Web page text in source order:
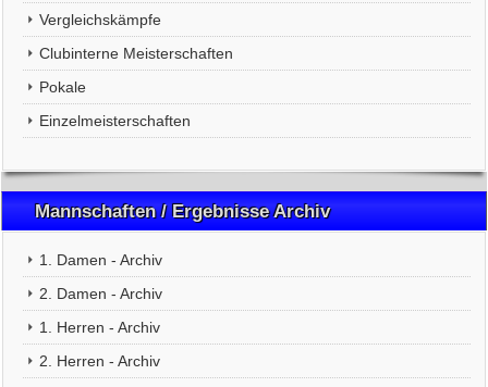
Vergleichskämpfe
Clubinterne Meisterschaften
Pokale
Einzelmeisterschaften
Mannschaften / Ergebnisse Archiv
1. Damen - Archiv
2. Damen - Archiv
1. Herren - Archiv
2. Herren - Archiv